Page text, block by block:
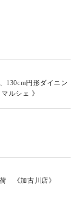
130cm円形ダイニン
ルシェ 》
《加古川店》